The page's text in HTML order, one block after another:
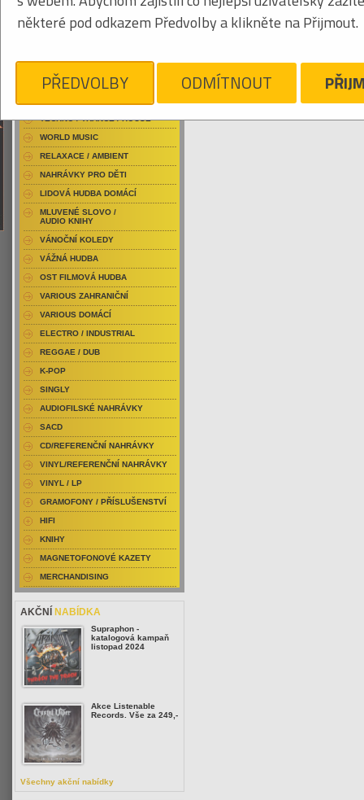
LAŇKA DAVID
Je nám líto, ale pro daný žánr/kategorii
RAP / HIP HOP DOMÁCÍ
RAP / HIP HOP ZAHRANIČNÍ
DVD / HUDBA
PUNK / HARDCORE
TECHNO / TRANCE / HOUSE
WORLD MUSIC
RELAXACE / AMBIENT
NAHRÁVKY PRO DĚTI
LIDOVÁ HUDBA DOMÁCÍ
MLUVENÉ SLOVO /
AUDIO KNIHY
VÁNOČNÍ KOLEDY
VÁŽNÁ HUDBA
OST FILMOVÁ HUDBA
VARIOUS ZAHRANIČNÍ
VARIOUS DOMÁCÍ
ELECTRO / INDUSTRIAL
REGGAE / DUB
K-POP
SINGLY
AUDIOFILSKÉ NAHRÁVKY
SACD
CD/REFERENČNÍ NAHRÁVKY
VINYL/REFERENČNÍ NAHRÁVKY
VINYL / LP
GRAMOFONY / PŘÍSLUŠENSTVÍ
HIFI
KNIHY
MAGNETOFONOVÉ KAZETY
MERCHANDISING
AKČNÍ NABÍDKA
Supraphon -
katalogová kampaň
listopad 2024
Akce Listenable
Records. Vše za 249,-
Všechny akční nabídky
některé pod odkazem Předvolby a klikněte na Přijmout.
PŘEDVOLBY ODMÍTNOUT